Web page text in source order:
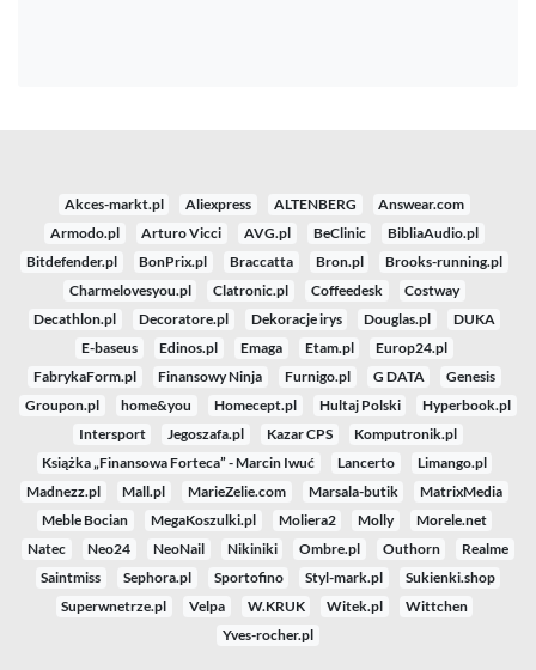
Akces-markt.pl Aliexpress ALTENBERG
Answear.com
Armodo.pl
Arturo Vicci AVG.pl BeClinic
BibliaAudio.pl
Bitdefender.pl
BonPrix.pl Braccatta Bron.pl
Brooks-running.pl
Charmelovesyou.pl
Clatronic.pl Coffeedesk
Costway
Decathlon.pl
Decoratore.pl Dekoracje irys Douglas.pl
DUKA
E-baseus
Edinos.pl Emaga Etam.pl
Europ24.pl
FabrykaForm.pl
Finansowy Ninja Furnigo.pl G DATA
Genesis
Groupon.pl
home&you Homecept.pl Hultaj Polski
Hyperbook.pl
Intersport
Jegoszafa.pl Kazar CPS
Komputronik.pl
Książka „Finansowa Forteca” - Marcin Iwuć
Lancerto
Limango.pl
Madnezz.pl
Mall.pl MarieZelie.com Marsala-butik
MatrixMedia
Meble Bocian
MegaKoszulki.pl Moliera2 Molly
Morele.net
Natec
Neo24 NeoNail Nikiniki Ombre.pl Outhorn
Realme
Saintmiss
Sephora.pl Sportofino Styl-mark.pl
Sukienki.shop
Superwnetrze.pl
Velpa W.KRUK Witek.pl
Wittchen
Yves-rocher.pl